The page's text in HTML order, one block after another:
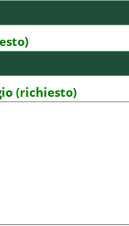
(richiesto)